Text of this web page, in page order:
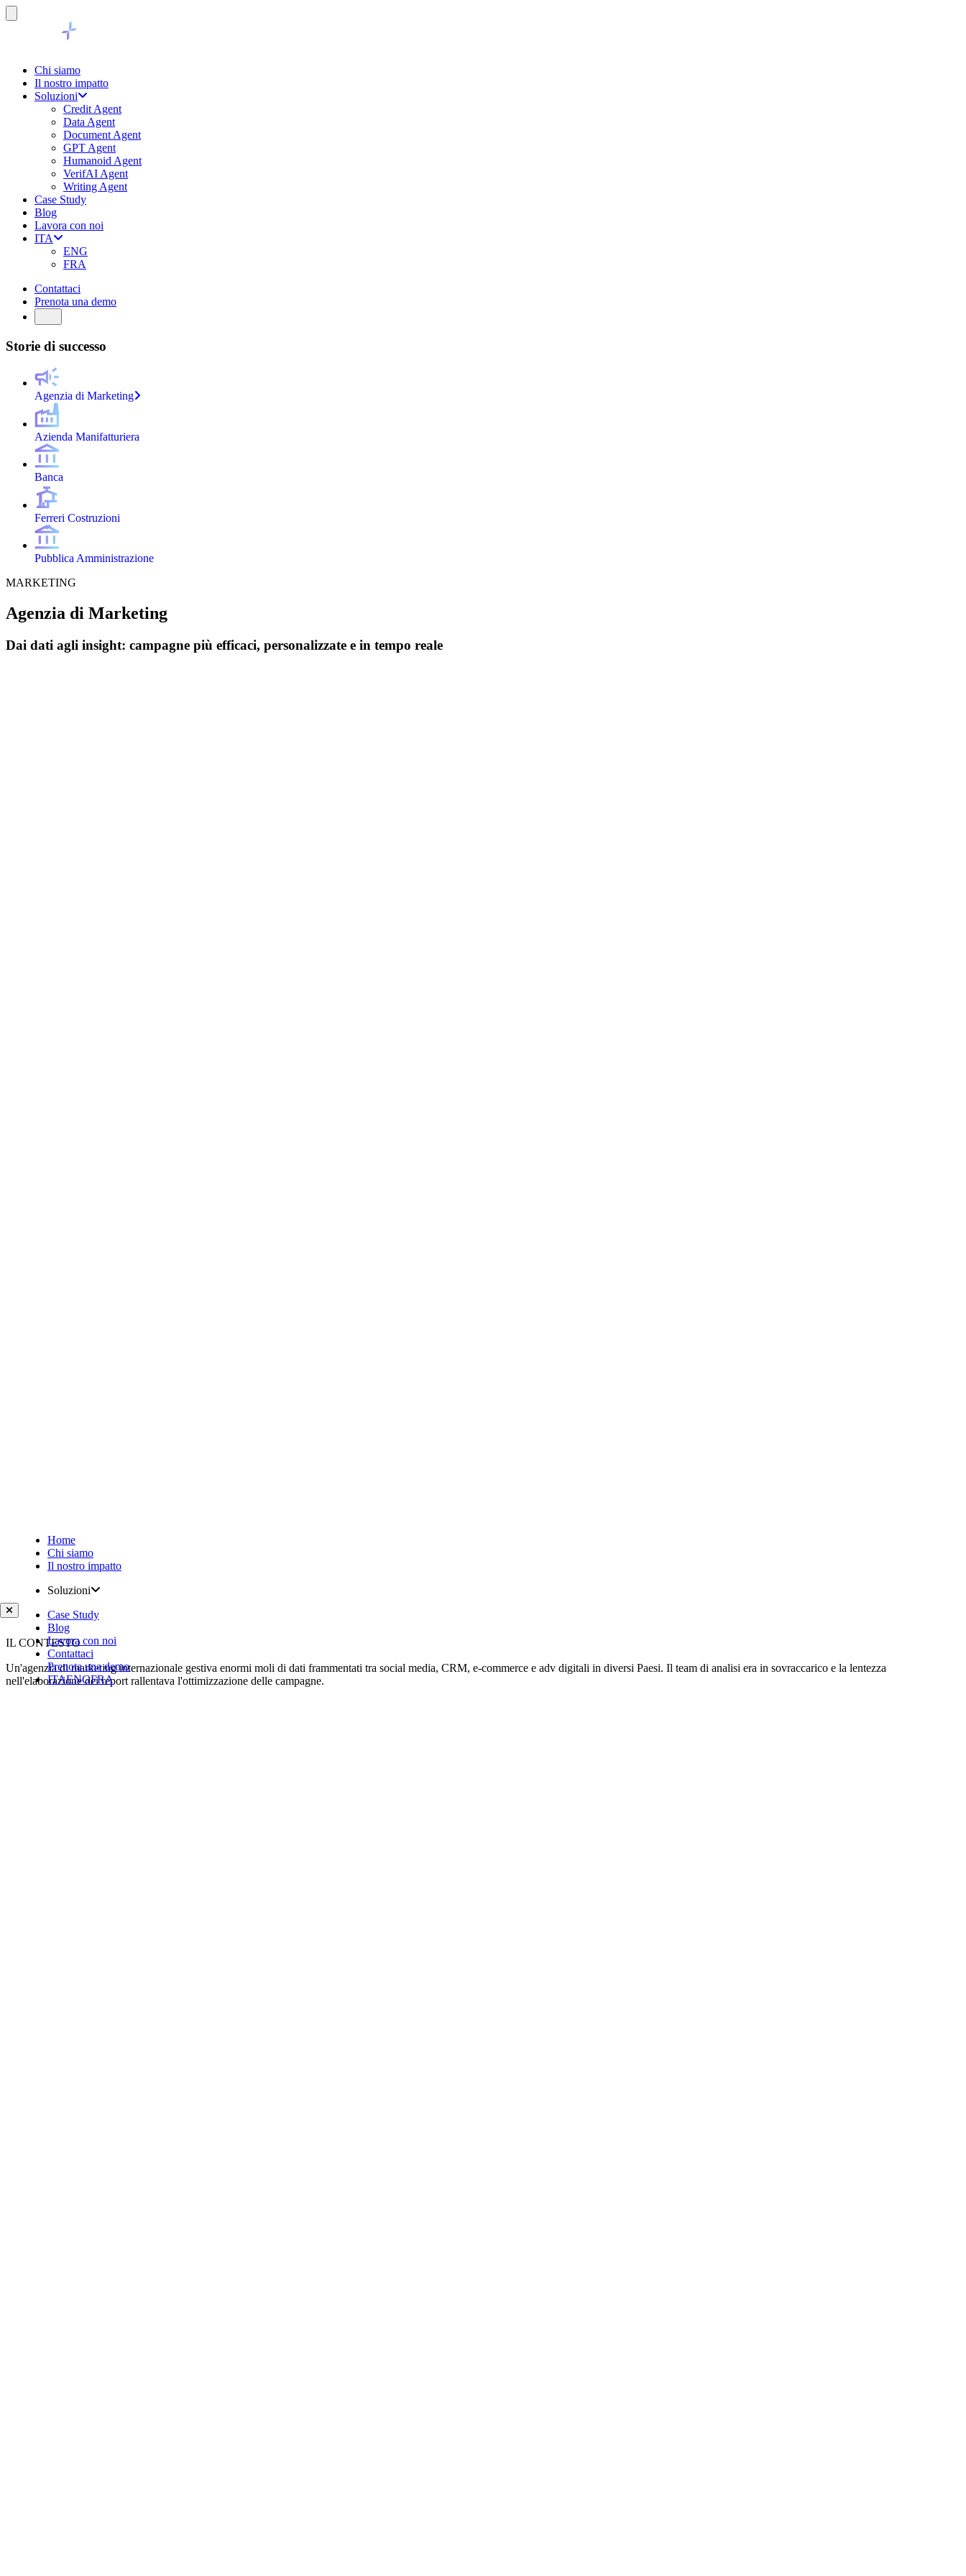
Chi siamo
Il nostro impatto
Soluzioni
Credit Agent
Data Agent
Document Agent
GPT Agent
Humanoid Agent
VerifAI Agent
Writing Agent
Case Study
Blog
Lavora con noi
ITA
ENG
FRA
Contattaci
Prenota una demo
Home
Chi siamo
Il nostro impatto
Soluzioni
Case Study
Blog
Lavora con noi
Contattaci
Prenota una demo
ITAENGFRA
Storie di successo
Agenzia di Marketing
Azienda Manifatturiera
Banca
Ferreri Costruzioni
Pubblica Amministrazione
MARKETING
Agenzia di Marketing
Dai dati agli insight: campagne più efficaci, personalizzate e in tempo reale
IL CONTESTO
Un'agenzia di marketing internazionale gestiva enormi moli di dati frammentati tra social media, CRM, e-commerce e adv digitali in diversi Paesi. Il team di analisi era in sovraccarico e la lentezza
nell'elaborazione dei report rallentava l'ottimizzazione delle campagne.